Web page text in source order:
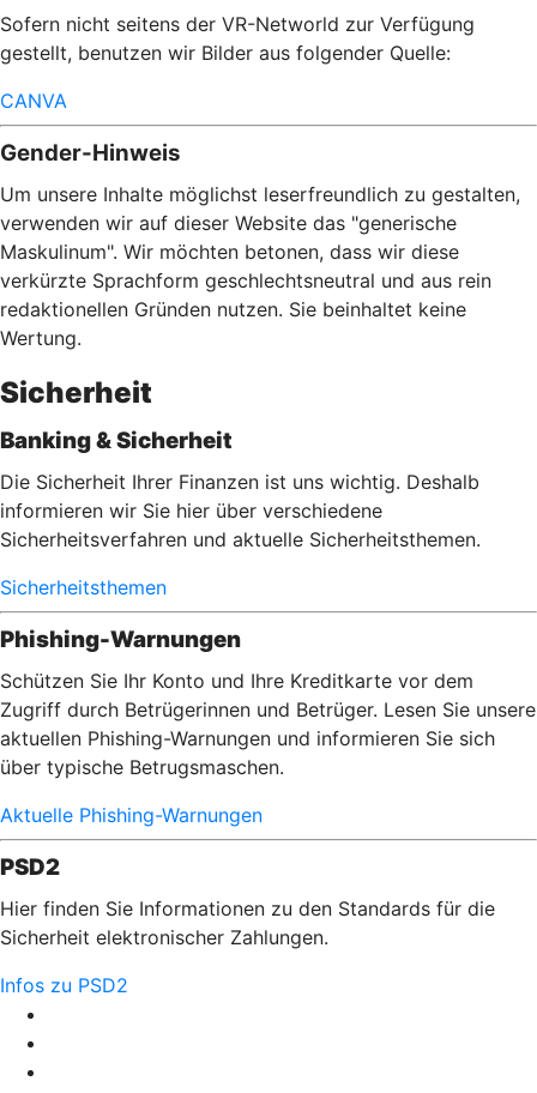
Sofern nicht seitens der VR-Networld zur Verfügung
gestellt, benutzen wir Bilder aus folgender Quelle:
CANVA
Gender-Hinweis
Um unsere Inhalte möglichst leserfreundlich zu gestalten,
verwenden wir auf dieser Website das "generische
Maskulinum". Wir möchten betonen, dass wir diese
verkürzte Sprachform geschlechtsneutral und aus rein
redaktionellen Gründen nutzen. Sie beinhaltet keine
Wertung.
Sicherheit
Banking & Sicherheit
Die Sicherheit Ihrer Finanzen ist uns wichtig. Deshalb
informieren wir Sie hier über verschiedene
Sicherheitsverfahren und aktuelle Sicherheitsthemen.
Sicherheitsthemen
Phishing-Warnungen
Schützen Sie Ihr Konto und Ihre Kreditkarte vor dem
Zugriff durch Betrügerinnen und Betrüger. Lesen Sie unsere
aktuellen Phishing-Warnungen und informieren Sie sich
über typische Betrugsmaschen.
Aktuelle Phishing-Warnungen
PSD2
Hier finden Sie Informationen zu den Standards für die
Sicherheit elektronischer Zahlungen.
Infos zu PSD2